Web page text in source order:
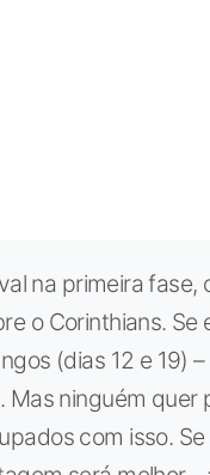
na primeira fase,
o Corinthians.
(dias 12 e 19)
Mas ninguém
com isso.